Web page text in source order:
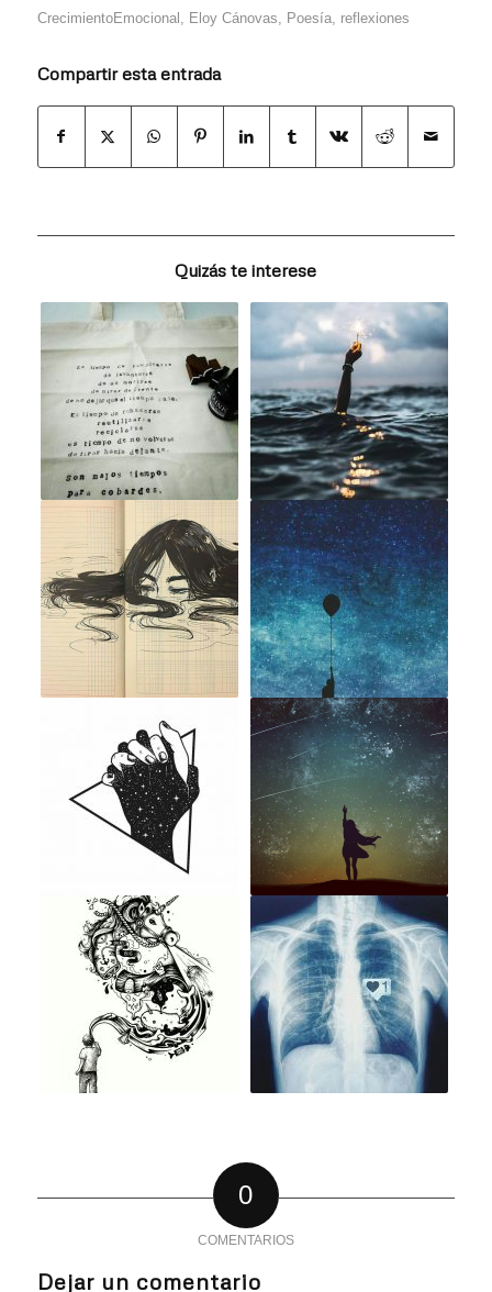
CrecimientoEmocional
Eloy Cánovas Poesía, reflexiones
Compartir esta entrada
Quizás te interese
0
COMENTARIOS
Dejar un comentario